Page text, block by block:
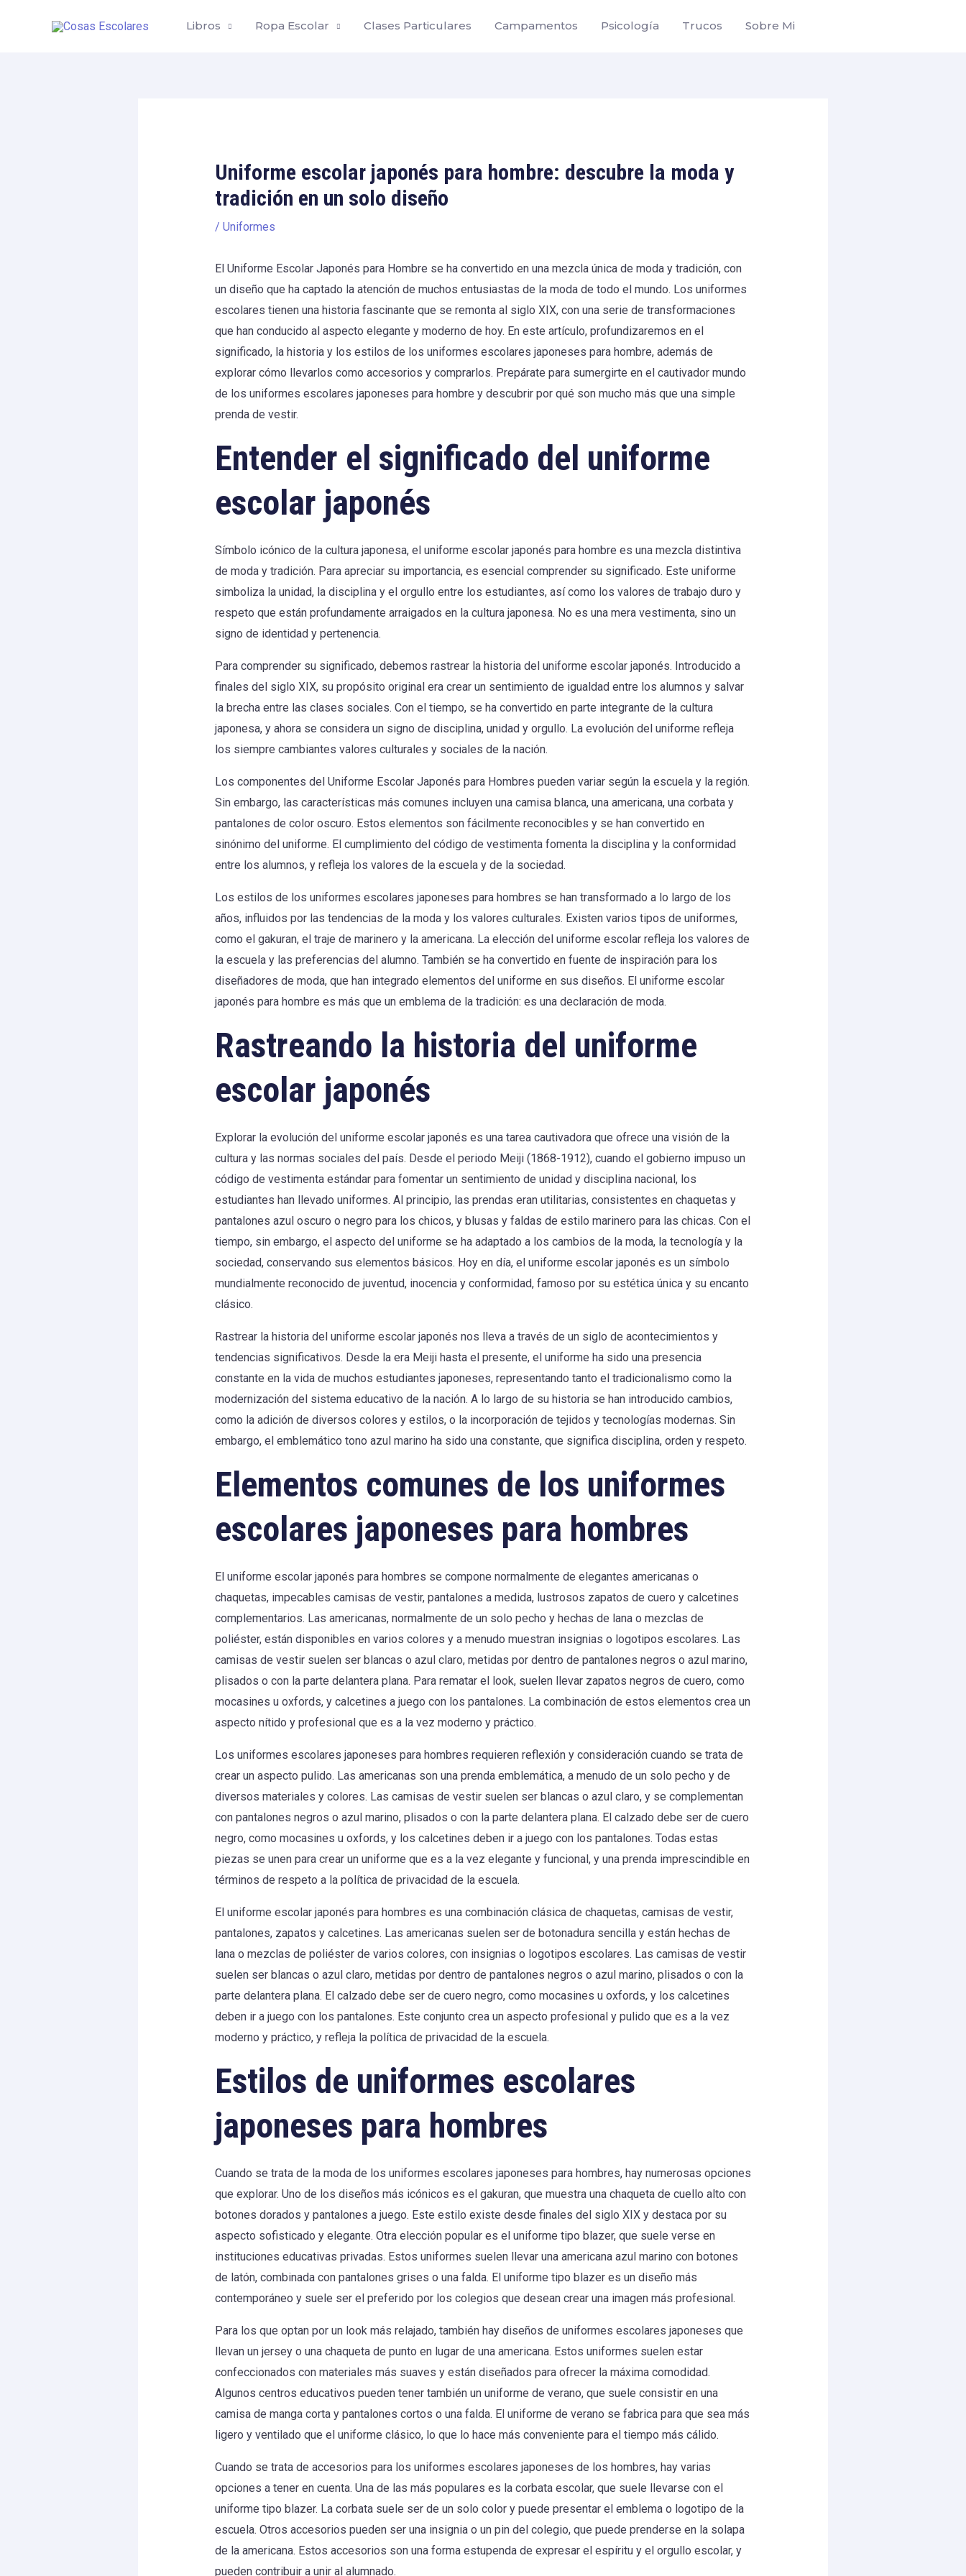
Libros Ropa Escolar Clases Particulares Campamentos Psicología Trucos Sobre Mi
Uniforme escolar japonés para hombre: descubre la moda y
tradición en un solo diseño
/ Uniformes
El Uniforme Escolar Japonés para Hombre se ha convertido en una mezcla única de moda y tradición, con
un diseño que ha captado la atención de muchos entusiastas de la moda de todo el mundo. Los uniformes
escolares tienen una historia fascinante que se remonta al siglo XIX, con una serie de transformaciones
que han conducido al aspecto elegante y moderno de hoy. En este artículo, profundizaremos en el
significado, la historia y los estilos de los uniformes escolares japoneses para hombre, además de
explorar cómo llevarlos como accesorios y comprarlos. Prepárate para sumergirte en el cautivador mundo
de los uniformes escolares japoneses para hombre y descubrir por qué son mucho más que una simple
prenda de vestir.
Entender el significado del uniforme
escolar japonés
Símbolo icónico de la cultura japonesa, el uniforme escolar japonés para hombre es una mezcla distintiva
de moda y tradición. Para apreciar su importancia, es esencial comprender su significado. Este uniforme
simboliza la unidad, la disciplina y el orgullo entre los estudiantes, así como los valores de trabajo duro y
respeto que están profundamente arraigados en la cultura japonesa. No es una mera vestimenta, sino un
signo de identidad y pertenencia.
Para comprender su significado, debemos rastrear la historia del uniforme escolar japonés. Introducido a
finales del siglo XIX, su propósito original era crear un sentimiento de igualdad entre los alumnos y salvar
la brecha entre las clases sociales. Con el tiempo, se ha convertido en parte integrante de la cultura
japonesa, y ahora se considera un signo de disciplina, unidad y orgullo. La evolución del uniforme refleja
los siempre cambiantes valores culturales y sociales de la nación.
Los componentes del Uniforme Escolar Japonés para Hombres pueden variar según la escuela y la región.
Sin embargo, las características más comunes incluyen una camisa blanca, una americana, una corbata y
pantalones de color oscuro. Estos elementos son fácilmente reconocibles y se han convertido en
sinónimo del uniforme. El cumplimiento del código de vestimenta fomenta la disciplina y la conformidad
entre los alumnos, y refleja los valores de la escuela y de la sociedad.
Los estilos de los uniformes escolares japoneses para hombres se han transformado a lo largo de los
años, influidos por las tendencias de la moda y los valores culturales. Existen varios tipos de uniformes,
como el gakuran, el traje de marinero y la americana. La elección del uniforme escolar refleja los valores de
la escuela y las preferencias del alumno. También se ha convertido en fuente de inspiración para los
diseñadores de moda, que han integrado elementos del uniforme en sus diseños. El uniforme escolar
japonés para hombre es más que un emblema de la tradición: es una declaración de moda.
Rastreando la historia del uniforme
escolar japonés
Explorar la evolución del uniforme escolar japonés es una tarea cautivadora que ofrece una visión de la
cultura y las normas sociales del país. Desde el periodo Meiji (1868-1912), cuando el gobierno impuso un
código de vestimenta estándar para fomentar un sentimiento de unidad y disciplina nacional, los
estudiantes han llevado uniformes. Al principio, las prendas eran utilitarias, consistentes en chaquetas y
pantalones azul oscuro o negro para los chicos, y blusas y faldas de estilo marinero para las chicas. Con el
tiempo, sin embargo, el aspecto del uniforme se ha adaptado a los cambios de la moda, la tecnología y la
sociedad, conservando sus elementos básicos. Hoy en día, el uniforme escolar japonés es un símbolo
mundialmente reconocido de juventud, inocencia y conformidad, famoso por su estética única y su encanto
clásico.
Rastrear la historia del uniforme escolar japonés nos lleva a través de un siglo de acontecimientos y
tendencias significativos. Desde la era Meiji hasta el presente, el uniforme ha sido una presencia
constante en la vida de muchos estudiantes japoneses, representando tanto el tradicionalismo como la
modernización del sistema educativo de la nación. A lo largo de su historia se han introducido cambios,
como la adición de diversos colores y estilos, o la incorporación de tejidos y tecnologías modernas. Sin
embargo, el emblemático tono azul marino ha sido una constante, que significa disciplina, orden y respeto.
Elementos comunes de los uniformes
escolares japoneses para hombres
El uniforme escolar japonés para hombres se compone normalmente de elegantes americanas o
chaquetas, impecables camisas de vestir, pantalones a medida, lustrosos zapatos de cuero y calcetines
complementarios. Las americanas, normalmente de un solo pecho y hechas de lana o mezclas de
poliéster, están disponibles en varios colores y a menudo muestran insignias o logotipos escolares. Las
camisas de vestir suelen ser blancas o azul claro, metidas por dentro de pantalones negros o azul marino,
plisados o con la parte delantera plana. Para rematar el look, suelen llevar zapatos negros de cuero, como
mocasines u oxfords, y calcetines a juego con los pantalones. La combinación de estos elementos crea un
aspecto nítido y profesional que es a la vez moderno y práctico.
Los uniformes escolares japoneses para hombres requieren reflexión y consideración cuando se trata de
crear un aspecto pulido. Las americanas son una prenda emblemática, a menudo de un solo pecho y de
diversos materiales y colores. Las camisas de vestir suelen ser blancas o azul claro, y se complementan
con pantalones negros o azul marino, plisados o con la parte delantera plana. El calzado debe ser de cuero
negro, como mocasines u oxfords, y los calcetines deben ir a juego con los pantalones. Todas estas
piezas se unen para crear un uniforme que es a la vez elegante y funcional, y una prenda imprescindible en
términos de respeto a la política de privacidad de la escuela.
El uniforme escolar japonés para hombres es una combinación clásica de chaquetas, camisas de vestir,
pantalones, zapatos y calcetines. Las americanas suelen ser de botonadura sencilla y están hechas de
lana o mezclas de poliéster de varios colores, con insignias o logotipos escolares. Las camisas de vestir
suelen ser blancas o azul claro, metidas por dentro de pantalones negros o azul marino, plisados o con la
parte delantera plana. El calzado debe ser de cuero negro, como mocasines u oxfords, y los calcetines
deben ir a juego con los pantalones. Este conjunto crea un aspecto profesional y pulido que es a la vez
moderno y práctico, y refleja la política de privacidad de la escuela.
Estilos de uniformes escolares
japoneses para hombres
Cuando se trata de la moda de los uniformes escolares japoneses para hombres, hay numerosas opciones
que explorar. Uno de los diseños más icónicos es el gakuran, que muestra una chaqueta de cuello alto con
botones dorados y pantalones a juego. Este estilo existe desde finales del siglo XIX y destaca por su
aspecto sofisticado y elegante. Otra elección popular es el uniforme tipo blazer, que suele verse en
instituciones educativas privadas. Estos uniformes suelen llevar una americana azul marino con botones
de latón, combinada con pantalones grises o una falda. El uniforme tipo blazer es un diseño más
contemporáneo y suele ser el preferido por los colegios que desean crear una imagen más profesional.
Para los que optan por un look más relajado, también hay diseños de uniformes escolares japoneses que
llevan un jersey o una chaqueta de punto en lugar de una americana. Estos uniformes suelen estar
confeccionados con materiales más suaves y están diseñados para ofrecer la máxima comodidad.
Algunos centros educativos pueden tener también un uniforme de verano, que suele consistir en una
camisa de manga corta y pantalones cortos o una falda. El uniforme de verano se fabrica para que sea más
ligero y ventilado que el uniforme clásico, lo que lo hace más conveniente para el tiempo más cálido.
Cuando se trata de accesorios para los uniformes escolares japoneses de los hombres, hay varias
opciones a tener en cuenta. Una de las más populares es la corbata escolar, que suele llevarse con el
uniforme tipo blazer. La corbata suele ser de un solo color y puede presentar el emblema o logotipo de la
escuela. Otros accesorios pueden ser una insignia o un pin del colegio, que puede prenderse en la solapa
de la americana. Estos accesorios son una forma estupenda de expresar el espíritu y el orgullo escolar, y
pueden contribuir a unir al alumnado.